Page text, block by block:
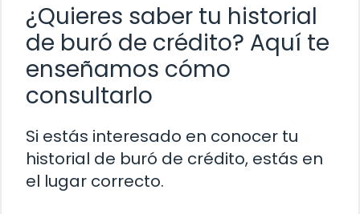
¿Quieres saber tu historial
de buró de crédito? Aquí te
enseñamos cómo
consultarlo
Si estás interesado en conocer tu
historial de buró de crédito, estás en
el lugar correcto.